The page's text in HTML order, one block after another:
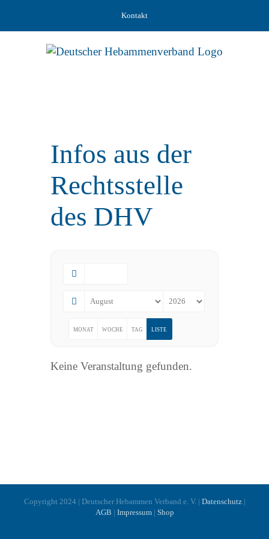
Kontakt
Infos aus der
Rechtsstelle
des DHV
MONAT WOCHE TAG LISTE
Keine Veranstaltung gefunden.
Copyright 2024 | Deutscher Hebammen Verband e. V. | Datenschutz|
AGB | Impressum| Shop